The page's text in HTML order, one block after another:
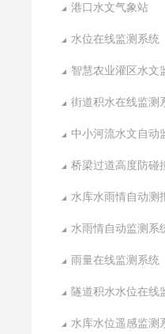
港口水文气象站
水位在线监测系统
智慧农业灌区水文
街道积水在线监测
中小河流水文自动
桥梁过道高度防碰
水库水雨情自动测
水雨情自动监测系
雨量在线监测系统
隧道积水水位在线
水库水位遥感监测